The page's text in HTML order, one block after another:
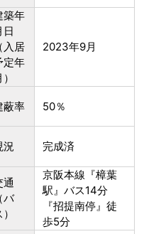
築年
日
（入居
定年
2023年9月
蔽率 50％
況 完成済
通
（バ
京阪本線『樟葉
駅』バス14分
『招提南停』徒
歩5分